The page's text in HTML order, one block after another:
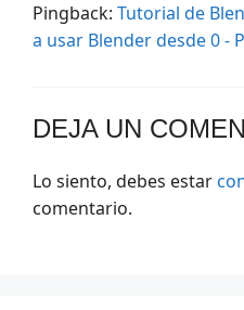
Pingback: Tutorial de
a usar Blender desde 0 -
DEJA UN
Lo siento, debes estar
comentario.